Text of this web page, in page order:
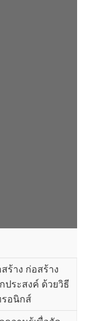
รรม
ร้าง ก่อสร้าง
ประสงค์ ด้วยวิธี
รอนิกส์